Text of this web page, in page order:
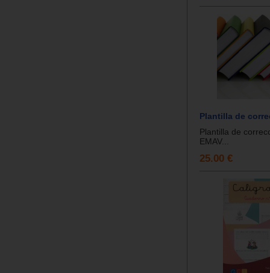
Plantilla de
Plantilla de
EMAV...
25.00 €